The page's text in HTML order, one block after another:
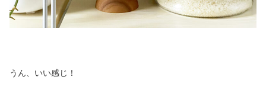
うん、いい感じ！